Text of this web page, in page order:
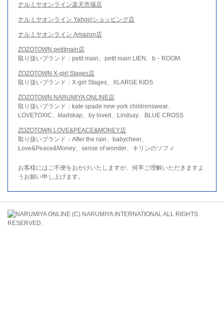
ナルミヤオンライン楽天市場店
ナルミヤオンライン Yahoo!ショッピング店
ナルミヤオンライン Amazon店
ZOZOTOWN petitmain店
取り扱いブランド：petit main、petit main LIEN、b・ROOM
ZOZOTOWN X-girl Stages店
取り扱いブランド：X-girl Stages、XLARGE KIDS
ZOZOTOWN NARUMIYA ONLINE店
取り扱いブランド：kate spade new york childrenswear、
LOVETOXIC、kladskap、by loveit、Lindsay、BLUE CROSS
ZOZOTOWN LOVE&PEACE&MONEY店
取り扱いブランド：After the rain、babycheer、
Love&Peace&Money、sense of wonder、キリンのソフィ
お客様にはご不便をおかけいたしますが、何卒ご理解いただきますよ
うお願い申し上げます。